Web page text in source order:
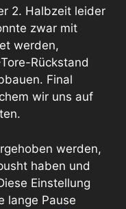
2. Halbzeit leider
zwar mit
werden,
Rückstand
Final
wir uns auf
werden,
haben und
Einstellung
lange Pause